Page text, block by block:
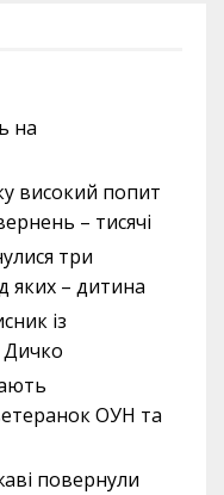
на
високий попит
– тисячі
три
яких – дитина
із
ОУН та
повернули